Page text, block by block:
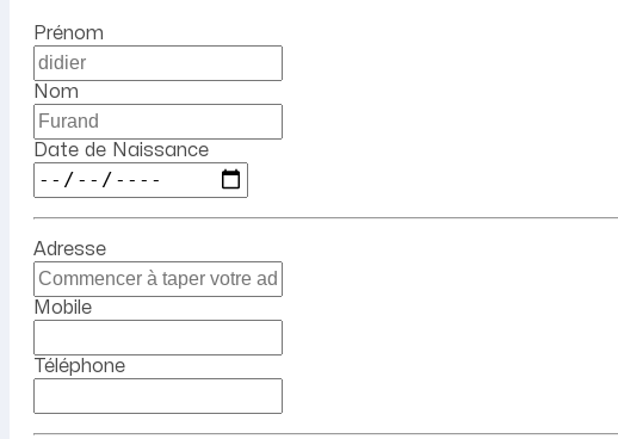
Prénom
Nom
Date de Naissance
Adresse
Mobile
Téléphone